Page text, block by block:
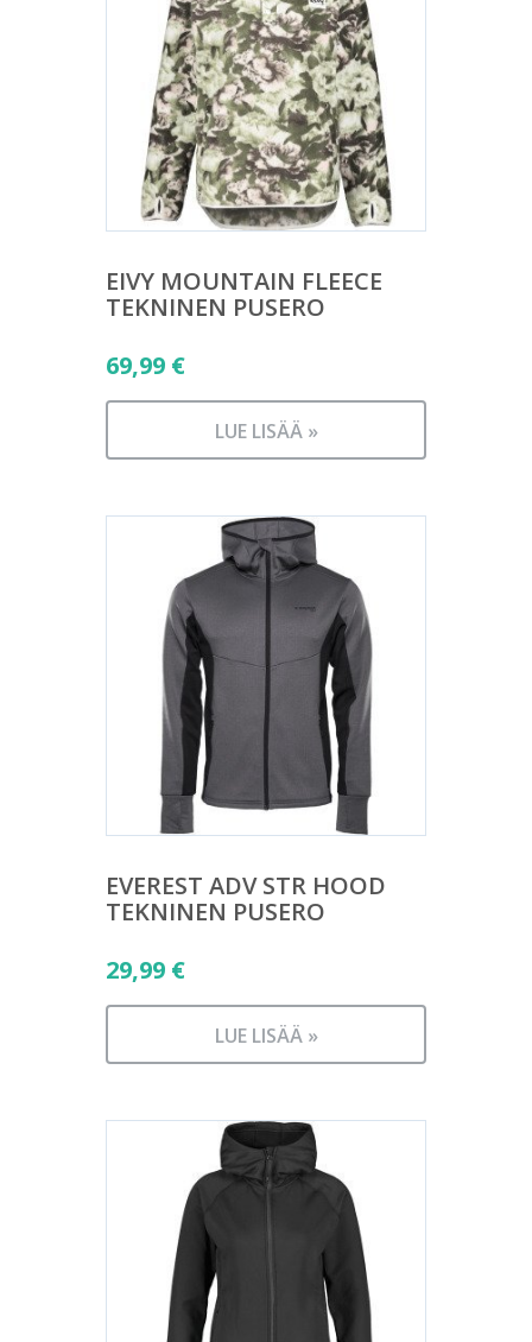
EIVY MOUNTAIN FLEECE
TEKNINEN PUSERO
69,99 €
LUE LISÄÄ »
EVEREST ADV STR HOOD
TEKNINEN PUSERO
29,99 €
LUE LISÄÄ »